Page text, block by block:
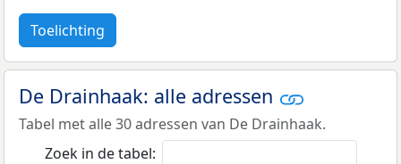
Toelichting
De Drainhaak: alle adressen
Tabel met alle 30 adressen van De Drainhaak.
Zoek in de tabel: